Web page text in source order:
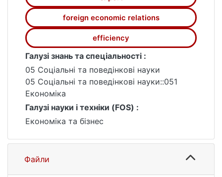
конкурентоспроможності на міжнародних
ринках.
foreign economic relations
efficiency
Галузі знань та спеціальності :
05 Соціальні та поведінкові науки
05 Соціальні та поведінкові науки::051
Економіка
Галузі науки і техніки (FOS) :
Економіка та бізнес
Файли